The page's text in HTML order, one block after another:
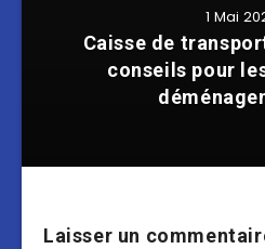
1 Mai
Caisse de
conseils pour
Laisser un